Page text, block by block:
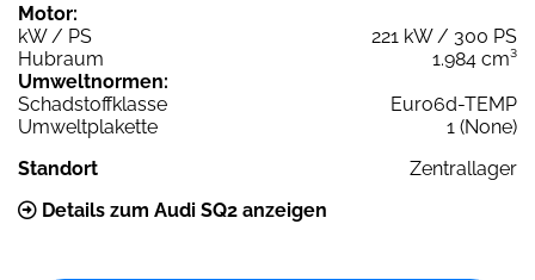
Motor:
kW / PS
221 kW / 300 PS
Hubraum
1.984 cm³
Umweltnormen:
Schadstoffklasse
Euro6d-TEMP
Umweltplakette
1 (None)
Standort
Zentrallager
Details zum Audi SQ2 anzeigen